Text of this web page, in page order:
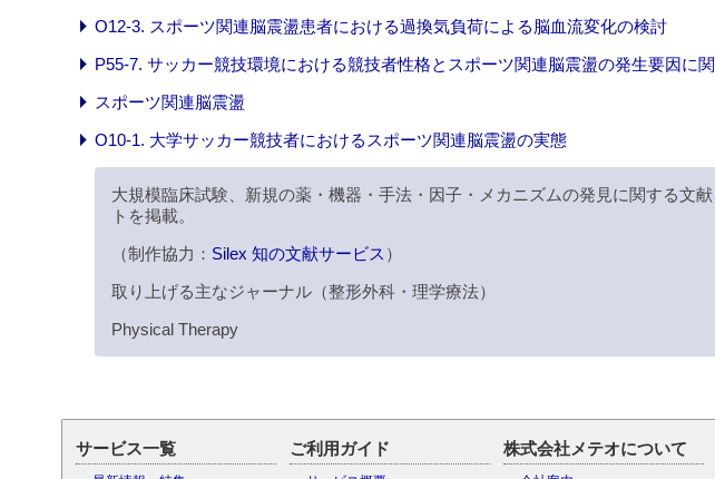
O12-3. スポーツ関連脳震盪患者における過換気負荷による脳血流変化の検討
P55-7. サッカー競技環境における競技者性格とスポーツ関連脳震盪の発生要因に
スポーツ関連脳震盪
O10-1. 大学サッカー競技者におけるスポーツ関連脳震盪の実態
大規模臨床試験、新規の薬・機器・手法・因子・メカニズムの発見に関する文
トを掲載。
（制作協力： Silex 知の文献サービス ）
取り上げる主なジャーナル（整形外科・理学療法）
Physical Therapy
サービス一覧 ご利用ガイド 株式会社メテオについて